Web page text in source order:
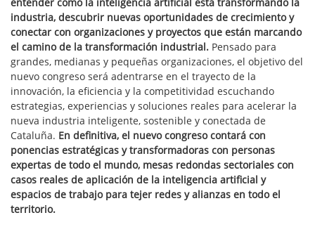
industria, descubrir nuevas oportunidades de crecimiento y
conectar con organizaciones y proyectos que están marcando
el camino de la transformación industrial. Pensado para
grandes, medianas y pequeñas organizaciones, el objetivo del
nuevo congreso será adentrarse en el trayecto de la
innovación, la eficiencia y la competitividad escuchando
estrategias, experiencias y soluciones reales para acelerar la
nueva industria inteligente, sostenible y conectada de
Cataluña. En definitiva, el nuevo congreso contará con
ponencias estratégicas y transformadoras con personas
expertas de todo el mundo, mesas redondas sectoriales con
casos reales de aplicación de la inteligencia artificial y
espacios de trabajo para tejer redes y alianzas en todo el
territorio.